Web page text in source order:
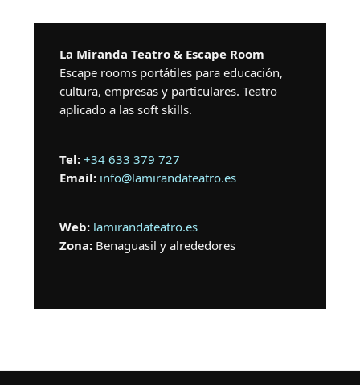
La Miranda Teatro & Escape Room
Escape rooms portátiles para educación,
cultura, empresas y particulares. Teatro
aplicado a las soft skills.
Tel: +34 633 379 727
Email: info@lamirandateatro.es
Web: lamirandateatro.es
Zona: Benaguasil y alrededores